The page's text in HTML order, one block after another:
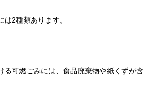
2種類あります。
る可燃ごみには、食品廃棄物や紙くずが含